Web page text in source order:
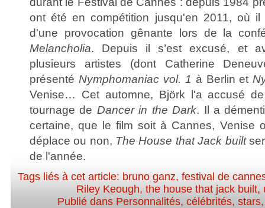
ont été en compétition jusqu'en 2011, où
d'une provocation gênante lors de la
Melancholia. Depuis il s’est excusé, et
plusieurs artistes (dont Catherine
présenté Nymphomaniac vol. 1 à Berlin et
Venise… Cet automne, Björk l'a accusé
tournage de Dancer in the Dark. Il a
certaine, que le film soit à Cannes, Venise
déplace ou non, The House that Jack built
de l'année.
Tags liés à cet article: bruno ganz, festival de
Riley Keough,the house that jack built,
Publié dans Personnalités, célébrités, stars